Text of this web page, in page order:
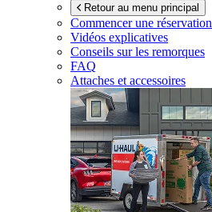
Retour au menu principal
Commencer une réservation
Vidéos explicatives
Conseils sur les remorques
FAQ
Attaches et accessoires